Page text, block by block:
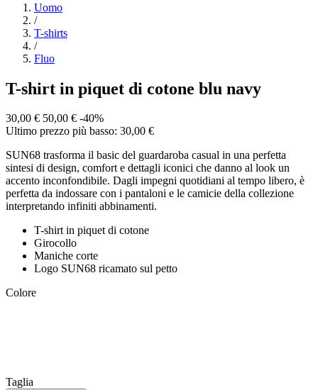
Uomo
/
T-shirts
/
Fluo
T-shirt in piquet di cotone blu navy
30,00 € 50,00 € -40%
Ultimo prezzo più basso: 30,00 €
SUN68 trasforma il basic del guardaroba casual in una perfetta
sintesi di design, comfort e dettagli iconici che danno al look un
accento inconfondibile. Dagli impegni quotidiani al tempo libero, è
perfetta da indossare con i pantaloni e le camicie della collezione
interpretando infiniti abbinamenti.
T-shirt in piquet di cotone
Girocollo
Maniche corte
Logo SUN68 ricamato sul petto
Colore
Taglia